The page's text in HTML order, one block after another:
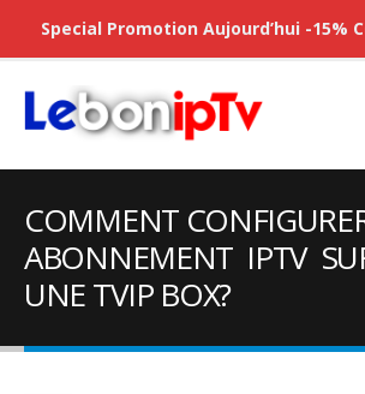
COMMENT
ABONNEMENT IPTV
UNE TVIP BOX?
Special Promotion Aujourd’hui -15%